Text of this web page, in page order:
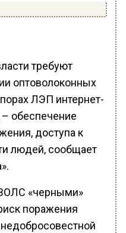
требуют
оптоволоконных
ЛЭП интернет-
обеспечение
доступа к
людей, сообщает
«черными»
поражения